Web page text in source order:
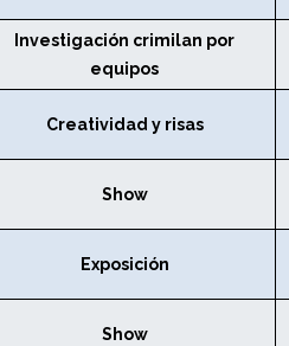
Investigación crimilan por
equipos
Creatividad y risas
Show
Exposición
Show